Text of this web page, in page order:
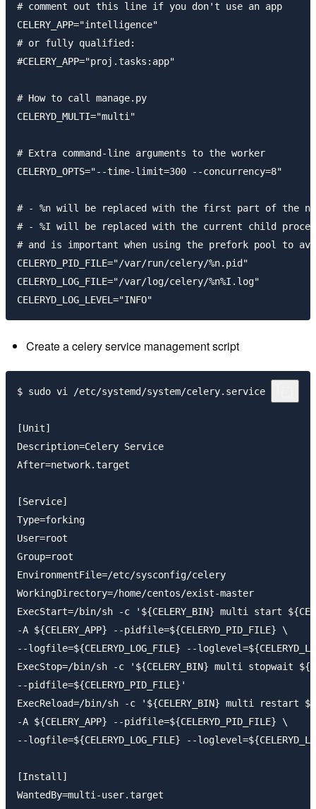
# comment out this line if you don't use an app
CELERY_APP="intelligence"
# or fully qualified:
#CELERY_APP="proj.tasks:app"
# How to call manage.py
CELERYD_MULTI="multi"
# Extra command-line arguments to the worker
CELERYD_OPTS="--time-limit=300 --concurrency=8"
# - %n will be replaced with the first part of the
# - %I will be replaced with the current child
# and is important when using the prefork pool to
CELERYD_PID_FILE="/var/run/celery/%n.pid"
CELERYD_LOG_FILE="/var/log/celery/%n%I.log"
Create a celery service management script
$ sudo vi /etc/systemd/system/celery.service
[Unit]
Description=Celery Service
After=network.target
[Service]
Type=forking
User=root
Group=root
EnvironmentFile=/etc/sysconfig/celery
WorkingDirectory=/home/centos/exist-master
ExecStart=/bin/sh -c '${CELERY_BIN} multi start
-A ${CELERY_APP} --pidfile=${CELERYD_PID_FILE} \
--logfile=${CELERYD_LOG_FILE} --
ExecStop=/bin/sh -c '${CELERY_BIN} multi stopwait
--pidfile=${CELERYD_PID_FILE}'
ExecReload=/bin/sh -c '${CELERY_BIN} multi restart
-A ${CELERY_APP} --pidfile=${CELERYD_PID_FILE} \
--logfile=${CELERYD_LOG_FILE} --
[Install]